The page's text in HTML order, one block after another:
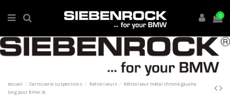
0
Accueil Carrosserie suspensions Retroviseurs
Rétroviseur métal chromé gauche
long pour BMW /6